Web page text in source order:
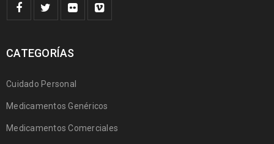
CATEGORÍAS
Cuidado Personal
Medicamentos Genéricos
Medicamentos Comerciales